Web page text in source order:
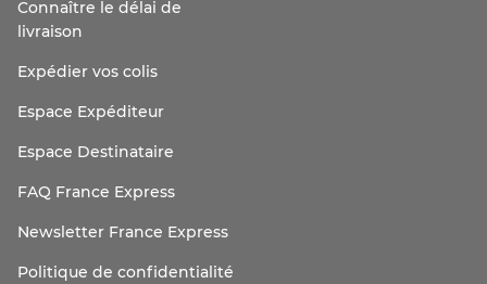
Connaître le délai de
livraison
Expédier vos colis
Espace Expéditeur
Espace Destinataire
FAQ France Express
Newsletter France Express
Politique de confidentialité